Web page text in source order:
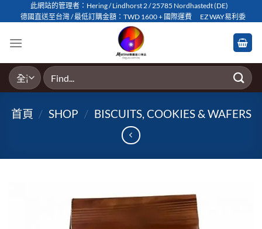
to
此網站的管理者：Hering / Lindhorst 2 / 25785 Nordhastedt (DE)
德國直送至台灣 / 最低訂購金額：TWD 1600 + 國際運費
EZ WAY易利委
搜
尋
鍵
首頁 / SHOP / BISCUITS, COOKIES & WAFERS